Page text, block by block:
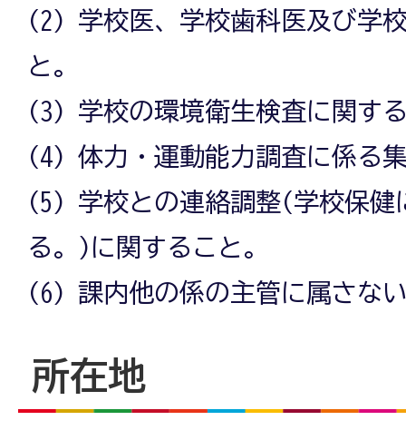
(2) 学校医、学校歯科医及び学
と。
(3) 学校の環境衛生検査に関す
(4) 体力・運動能力調査に係る
(5) 学校との連絡調整(学校保健
る。)に関すること。
(6) 課内他の係の主管に属さな
所在地